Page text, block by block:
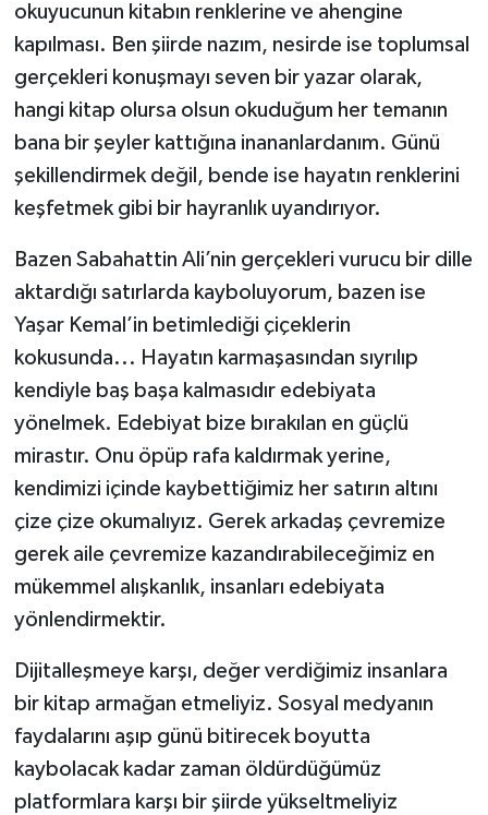
okuyucunun kitabın renklerine ve ahengine
kapılması. Ben şiirde nazım, nesirde ise toplumsal
gerçekleri konuşmayı seven bir yazar olarak,
hangi kitap olursa olsun okuduğum her temanın
bana bir şeyler kattığına inananlardanım. Günü
şekillendirmek değil, bende ise hayatın renklerini
keşfetmek gibi bir hayranlık uyandırıyor.
Bazen Sabahattin Ali’nin gerçekleri vurucu bir dille
aktardığı satırlarda kayboluyorum, bazen ise
Yaşar Kemal’in betimlediği çiçeklerin
kokusunda... Hayatın karmaşasından sıyrılıp
kendiyle baş başa kalmasıdır edebiyata
yönelmek. Edebiyat bize bırakılan en güçlü
mirastır. Onu öpüp rafa kaldırmak yerine,
kendimizi içinde kaybettiğimiz her satırın altını
çize çize okumalıyız. Gerek arkadaş çevremize
gerek aile çevremize kazandırabileceğimiz en
mükemmel alışkanlık, insanları edebiyata
yönlendirmektir.
Dijitalleşmeye karşı, değer verdiğimiz insanlara
bir kitap armağan etmeliyiz. Sosyal medyanın
faydalarını aşıp günü bitirecek boyutta
kaybolacak kadar zaman öldürdüğümüz
platformlara karşı bir şiirde yükseltmeliyiz